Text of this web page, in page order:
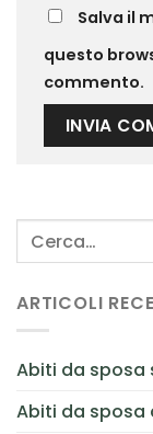
Salva il
questo
commento.
ARTICOLI
Abiti da sposa
Abiti da sposa